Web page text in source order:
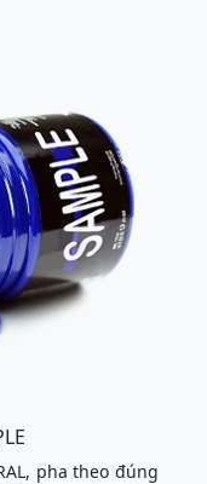
pha theo đúng